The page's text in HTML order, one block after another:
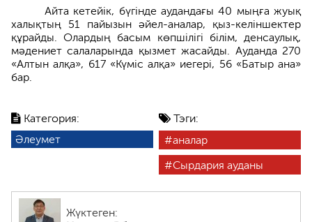
Категория:
Әлеумет
Тэги:
аналар
Сырдария ауданы
Жүктеген:
Айта кетейік, бүгінде аудандағы 40 мыңға жуық
халықтың 51 пайызын әйел-аналар, қыз-келіншектер
құрайды. Олардың басым көпшілігі білім, денсаулық,
мәдениет салаларында қызмет жасайды. Ауданда 270
«Алтын алқа», 617 «Күміс алқа» иегері, 56 «Батыр ана»
бар.